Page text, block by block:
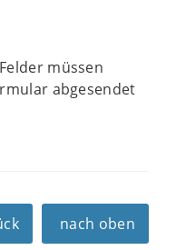
müssen
abgesendet
nach oben